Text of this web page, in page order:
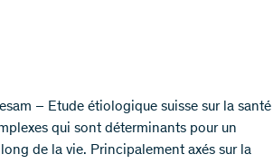
– Etude étiologique suisse sur la santé
qui sont déterminants pour un
de la vie. Principalement axés sur la